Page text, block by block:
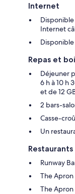
Internet
Internet
Repas et
Déjeuner
6 h à 10 h
et de 12
2 bars-
Casse-
Un
Runway
The Apron
The Apron